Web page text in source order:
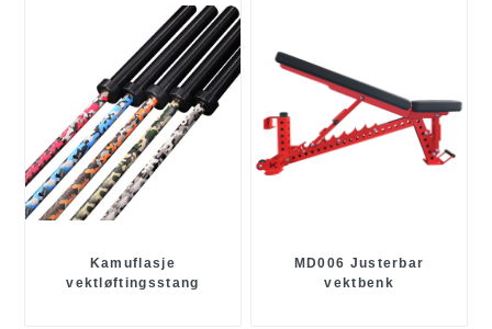
Kamuflasje
vektløftingsstang
MD006 Justerbar
vektbenk